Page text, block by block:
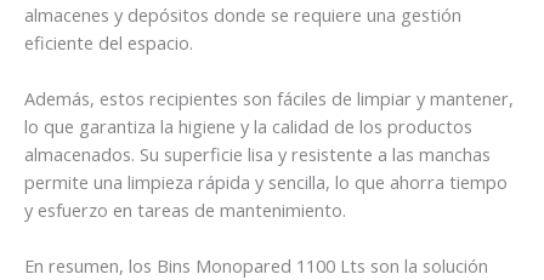
almacenes y depósitos donde se requiere una gestión
eficiente del espacio.
Además, estos recipientes son fáciles de limpiar y mantener,
lo que garantiza la higiene y la calidad de los productos
almacenados. Su superficie lisa y resistente a las manchas
permite una limpieza rápida y sencilla, lo que ahorra tiempo
y esfuerzo en tareas de mantenimiento.
En resumen, los Bins Monopared 1100 Lts son la solución